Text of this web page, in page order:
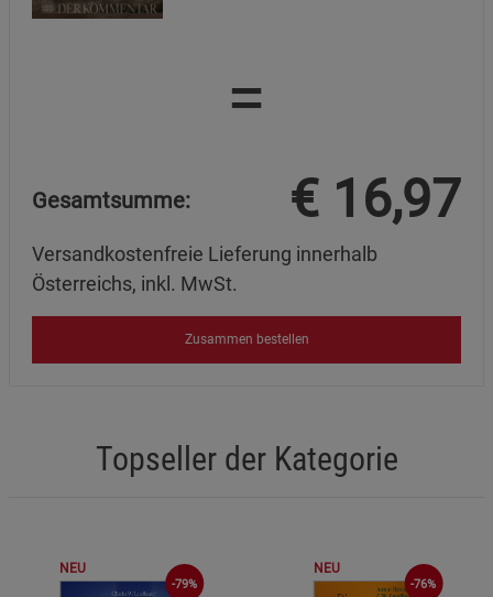
=
Gesamtsumme: € 16,97
Versandkostenfreie Lieferung innerhalb
Österreichs, inkl. MwSt.
Zusammen bestellen
Topseller der Kategorie
NEU
-79%
NEU
-76%